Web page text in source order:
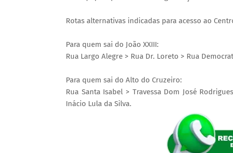
Rotas alternativas indicadas para acesso ao
Para quem sai do João XXIII:
Rua Largo Alegre > Rua Dr. Loreto > Rua
Para quem sai do Alto do Cruzeiro:
Rua Santa Isabel > Travessa Dom José
Inácio Lula da Silva.